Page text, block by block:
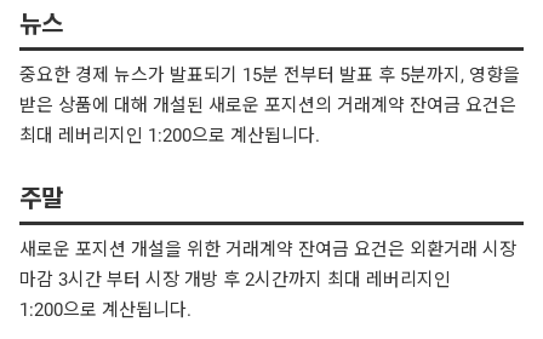
뉴스
중요한 경제 뉴스가 발표되기 15분 전부터 발표 후 5분까지, 영향을
받은 상품에 대해 개설된 새로운 포지션의 거래계약 잔여금 요건은
최대 레버리지인 1:200으로 계산됩니다.
주말
새로운 포지션 개설을 위한 거래계약 잔여금 요건은 외환거래 시장
마감 3시간 부터 시장 개방 후 2시간까지 최대 레버리지인
1:200으로 계산됩니다.